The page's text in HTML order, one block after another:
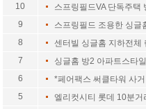
10
스프링필드VA 단독주택
9
스프링필드 조용한 싱글
8
센터빌 싱글홈 지하전체
7
싱글홈 방2 아파트스타일
6
*페어팩스 써클타워 사
5
엘리컷시티 롯데 10분거